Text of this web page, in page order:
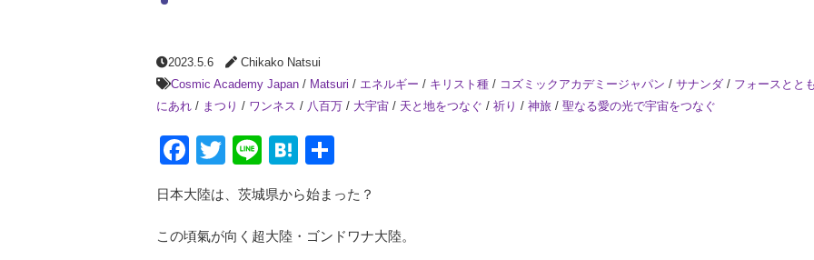
2023.5.6
Chikako Natsui
Cosmic Academy Japan / Matsuri / エネルギー / キリスト種 / コズミックアカデミージャパン / サナンダ / フォースとと
にあれ / まつり / ワンネス / 八百万 / 大宇宙 / 天と地をつなぐ / 祈り / 神旅 / 聖なる愛の光で宇宙をつなぐ
Facebook
Twitter
LineHatena
日本大陸は、茨城県から始まった？
この頃氣が向く超大陸・ゴンドワナ大陸。